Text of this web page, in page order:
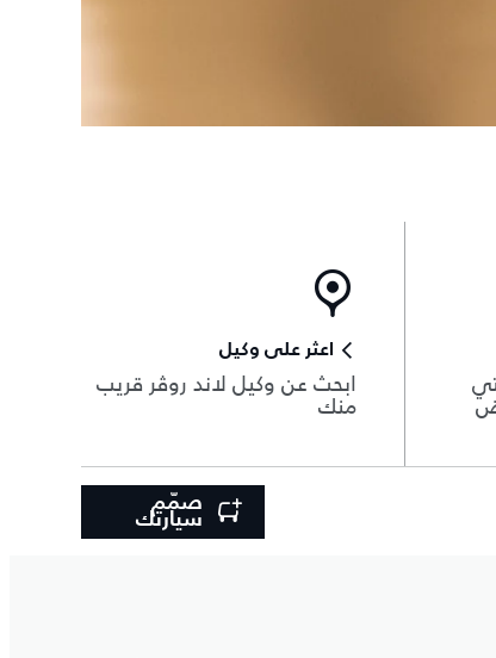
اعثر على وكيل
ابحث عن وكيل لاند روڤر قريب
منك
صمّم
سيارتك